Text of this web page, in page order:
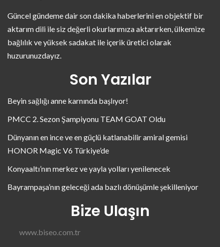
Güncel gündeme dair son dakika haberlerini en objektif bir
aktarım dili ile siz değerli okurlarımıza aktarırken, ülkemize
bağlılık ve yüksek sadakat ile içerik üretici olarak
huzurunuzdayız.
Son Yazılar
Beyin sağlığı anne karnında başlıyor!
PMCC 2. Sezon Şampiyonu TEAM GOAT Oldu
Dünyanın en ince ve en güçlü katlanabilir amiral gemisi
HONOR Magic V6 Türkiye’de
Konyaaltı’nın merkez ve yayla yolları yenilenecek
Bayrampaşa’nın geleceği ada bazlı dönüşümle şekilleniyor
Bize Ulaşın
www.biseo.com.tr